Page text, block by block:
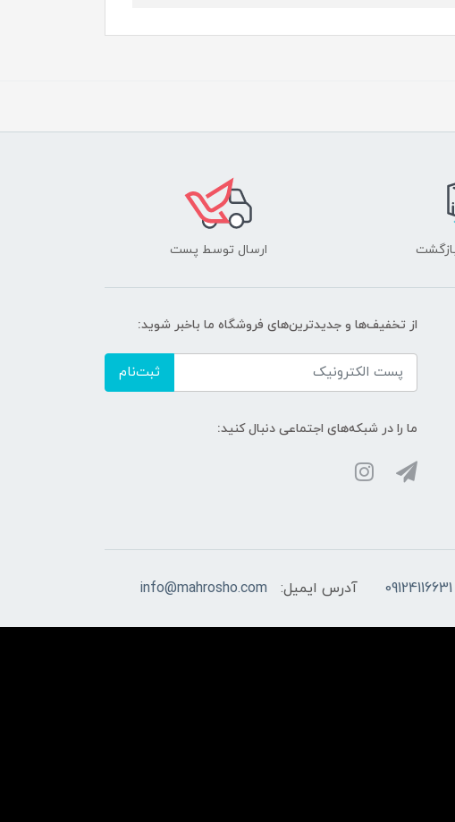
ارسال توسط پست
از تخفیف‌ها و جدیدترین‌های فروشگاه ما باخبر شوید:
ثبت‌نام
ما را در شبکه‌های اجتماعی دنبال کنید:
09124116631 آدرس ایمیل: info@mahrosho.com